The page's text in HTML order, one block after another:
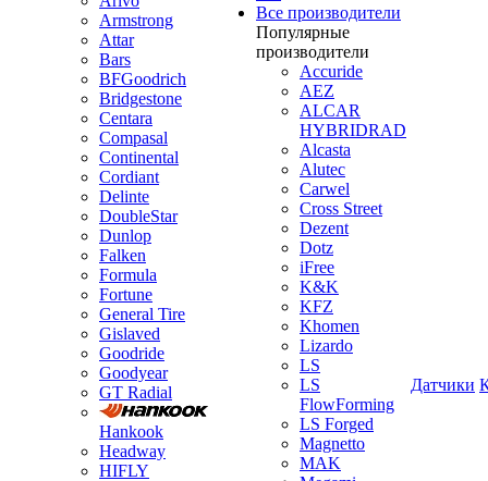
Armstrong
Attar
Bars
BFGoodrich
Bridgestone
Centara
Compasal
Continental
Cordiant
Delinte
DoubleStar
Dunlop
Falken
Formula
Fortune
General Tire
Gislaved
Goodride
Goodyear
GT Radial
Hankook
Headway
HIFLY
Все производители
Популярные
производители
Accuride
AEZ
ALCAR
HYBRIDRAD
Alcasta
Alutec
Carwel
Cross Street
Dezent
Dotz
iFree
K&K
KFZ
Khomen
Lizardo
LS
LS
FlowForming
LS Forged
Magnetto
MAK
Датчики